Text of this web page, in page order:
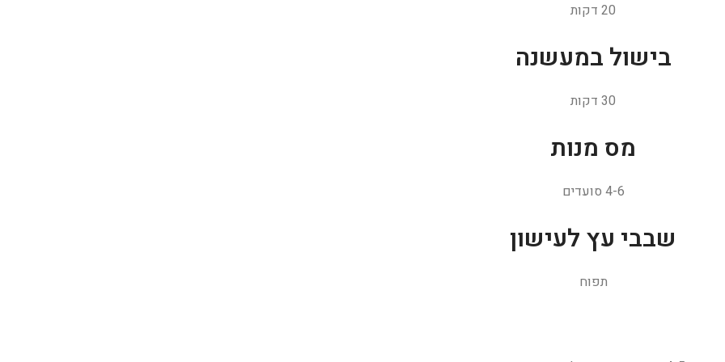
20 דקות
בישול במעשנה
30 דקות
מס מנות
4-6 סועדים
שבבי עץ לעישון
תפוח